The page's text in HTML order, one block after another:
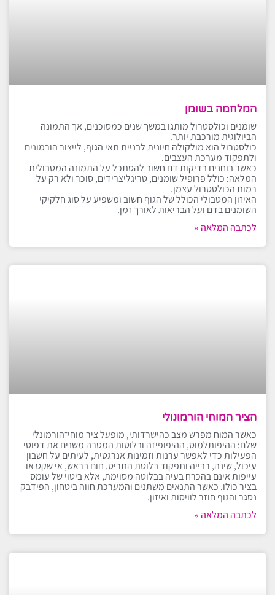
המלחמה בשומן
שומנים וכולסטרול מותגו במשך שנים כמסוכנים, אך התמונה
הביולוגית מורכבת יותר.
כולסטרול הוא מולקולה חיונית לבניית תאי הגוף, לייצור הורמונים
ולתפקוד מערכת העצבים.
כאשר בוחנים בדיקות דם חשוב להסתכל על התמונה המטבולית
המלאה: כולל פרופיל שומנים, טריגליצרידים, סוכר ולא רק על
רמות הכולסטרול עצמן.
האיזון המטבולי הכולל של הגוף חשוב ומשפיע על סוג חלקיקי
השומנים בדם ועל הבריאות לאורך זמן.
לכתבה המלאה »
הציר המוחי הורמונולי
כאשר המוח מפרש מצב כהישרדותי, מופעל ציר מוחי־הורמונלי
שלם: ההיפותלמוס, ההיפופיזה ובלוטות המטרה משנים את דפוסי
הפעילות כדי לאפשר ערנות וזמינות אנרגטית, לעיתים על חשבון
עיכול, שינה, רבייה ותפקוד בלוטת התריס. חום בראש, אי שקט או
עייפות אינם בהכרח בעיה בבלוטה מסוימת, אלא ביטוי של עומס
בציר כולו. כאשר התנאים משתנים והמערכת חווה ביטחון, הפידבק
נסגר והגוף חוזר לוויסות ואיזון.
לכתבה המלאה »